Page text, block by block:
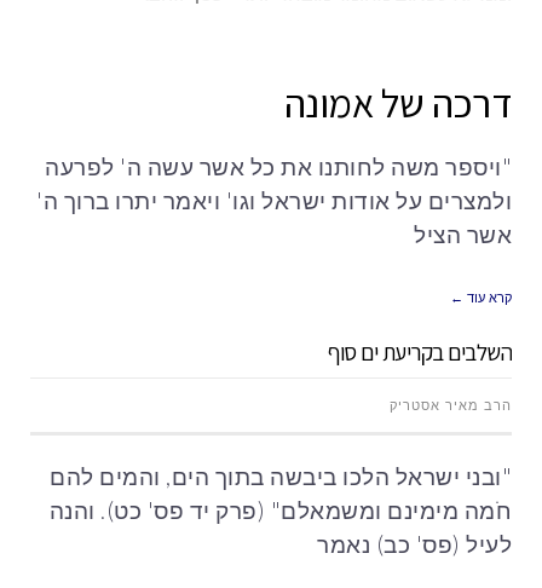
דרכה של אמונה
"ויספר משה לחותנו את כל אשר עשה ה' לפרעה
ולמצרים על אודות ישראל וגו' ויאמר יתרו ברוך ה'
אשר הציל
קרא עוד ←
השלבים בקריעת ים סוף
הרב מאיר אסטריק
"ובני ישראל הלכו ביבשה בתוך הים, והמים להם
חֹמה מימינם ומשמאלם" (פרק יד פס' כט). והנה
לעיל (פס' כב) נאמר